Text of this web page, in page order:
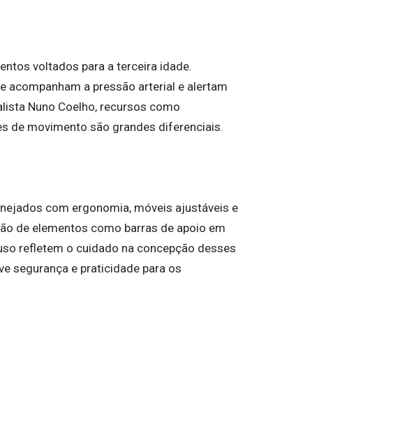
voltados para a terceira idade.
a pressão arterial e alertam
Nuno Coelho, recursos como
de movimento são grandes diferenciais.
com ergonomia, móveis ajustáveis e
de elementos como barras de apoio em
refletem o cuidado na concepção desses
segurança e praticidade para os